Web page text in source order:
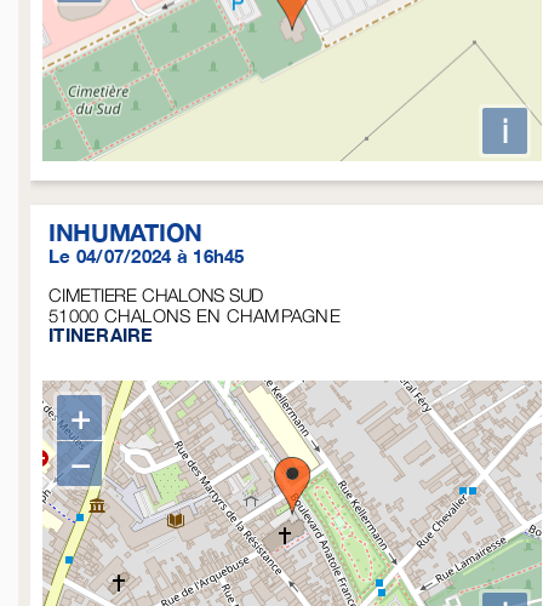
i
INHUMATION
Le 04/07/2024 à 16h45
CIMETIERE CHALONS SUD
51000 CHALONS EN CHAMPAGNE
ITINERAIRE
+
−